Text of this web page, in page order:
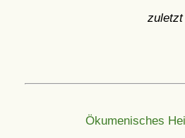
Ökumenisches